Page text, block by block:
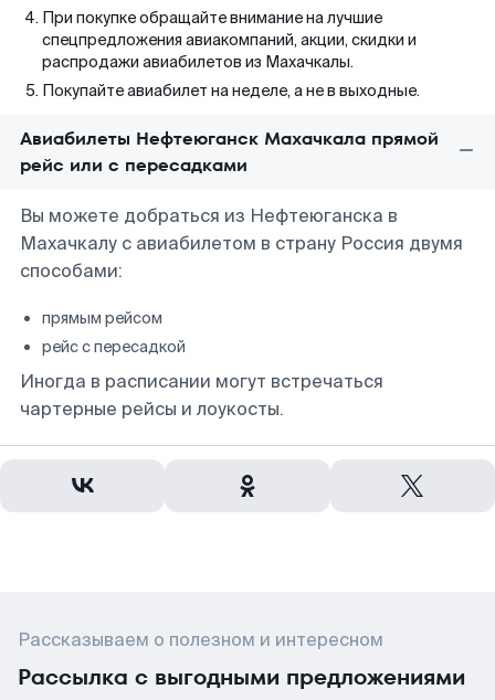
При покупке обращайте внимание на лучшие
спецпредложения авиакомпаний, акции, скидки и
распродажи авиабилетов из Махачкалы.
Покупайте авиабилет на неделе, а не в выходные.
Авиабилеты Нефтеюганск Махачкала прямой
рейс или с пересадками
Вы можете добраться из Нефтеюганска в
Махачкалу с авиабилетом в страну Россия двумя
способами:
прямым рейсом
рейс с пересадкой
Иногда в расписании могут встречаться
чартерные рейсы и лоукосты.
Рассказываем о полезном и интересном
Рассылка с выгодными предложениями